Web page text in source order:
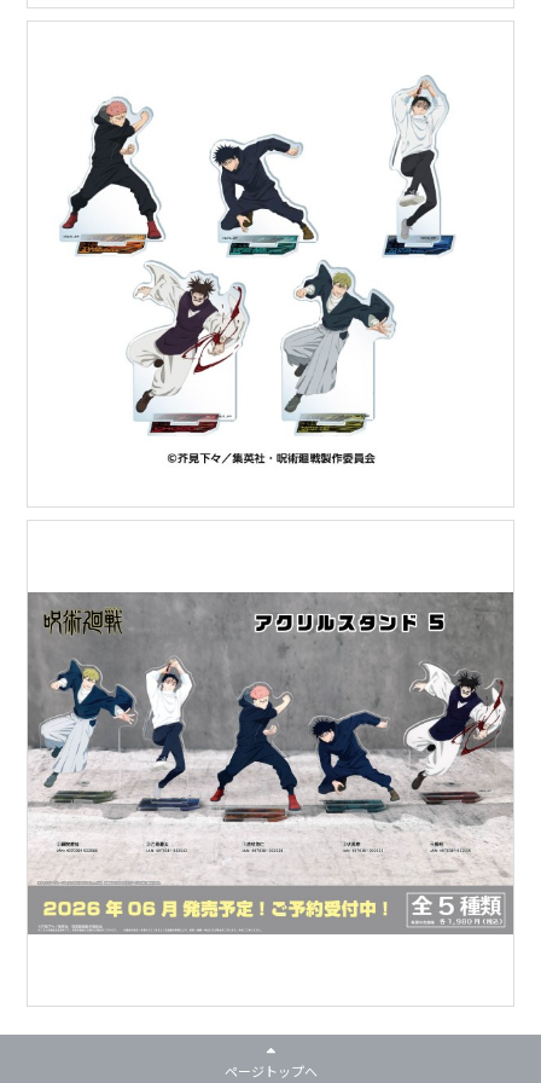
ページトップへ